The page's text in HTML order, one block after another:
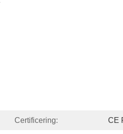
Certificering: CE